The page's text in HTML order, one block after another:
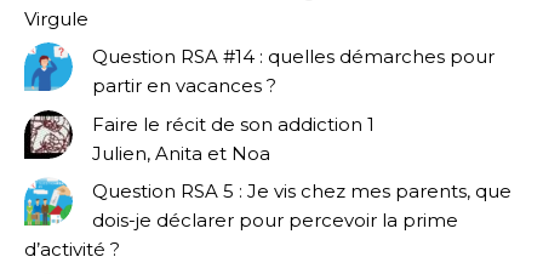
Virgule
Question RSA #14 : quelles démarches pour
partir en vacances ?
Faire le récit de son addiction 1
Julien, Anita et Noa
Question RSA 5 : Je vis chez mes parents, que
dois-je déclarer pour percevoir la prime
d’activité ?